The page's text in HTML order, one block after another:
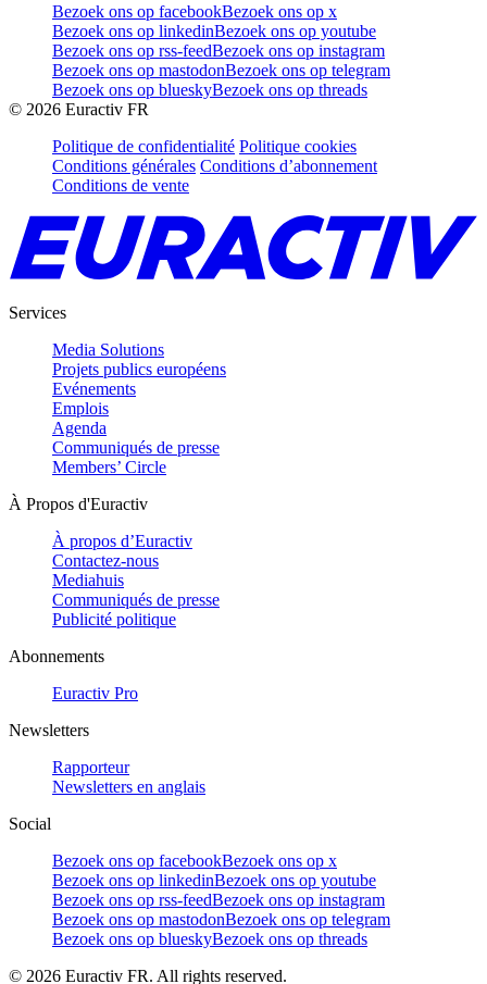
Bezoek ons op facebookBezoek ons op x
Bezoek ons op linkedinBezoek ons op youtube
Bezoek ons op rss-feedBezoek ons op instagram
Bezoek ons op mastodonBezoek ons op telegram
Bezoek ons op blueskyBezoek ons op threads
© 2026 Euractiv FR
Politique de confidentialité Politique cookies
Conditions générales Conditions d’abonnement
Conditions de vente
Services
Media Solutions
Projets publics européens
Evénements
Emplois
Agenda
Communiqués de presse
Members’ Circle
À Propos d'Euractiv
À propos d’Euractiv
Contactez-nous
Mediahuis
Communiqués de presse
Publicité politique
Abonnements
Euractiv Pro
Newsletters
Rapporteur
Newsletters en anglais
Social
Bezoek ons op facebookBezoek ons op x
Bezoek ons op linkedinBezoek ons op youtube
Bezoek ons op rss-feedBezoek ons op instagram
Bezoek ons op mastodonBezoek ons op telegram
Bezoek ons op blueskyBezoek ons op threads
© 2026 Euractiv FR. All rights reserved.